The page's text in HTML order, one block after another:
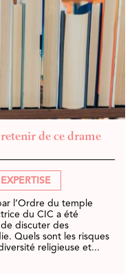
de ce drame
EXPERTISE
l’Ordre du temple
du CIC a été
discuter des
Quels sont les risques
religieuse et...